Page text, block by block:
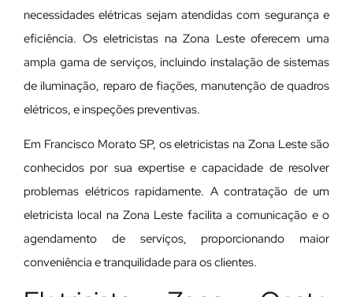
necessidades elétricas sejam atendidas com segurança e
eficiência. Os eletricistas na Zona Leste oferecem uma
ampla gama de serviços, incluindo instalação de sistemas
de iluminação, reparo de fiações, manutenção de quadros
elétricos, e inspeções preventivas.
Em Francisco Morato SP, os eletricistas na Zona Leste são
conhecidos por sua expertise e capacidade de resolver
problemas elétricos rapidamente. A contratação de um
eletricista local na Zona Leste facilita a comunicação e o
agendamento de serviços, proporcionando maior
conveniência e tranquilidade para os clientes.